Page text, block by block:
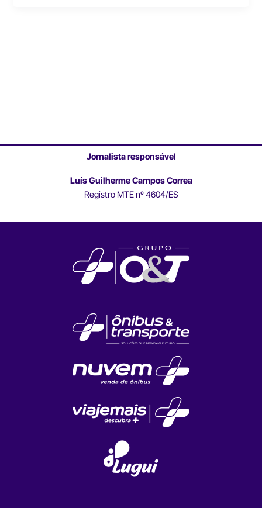
Jornalista responsável
Luís Guilherme Campos Correa
Registro MTE nº 4604/ES